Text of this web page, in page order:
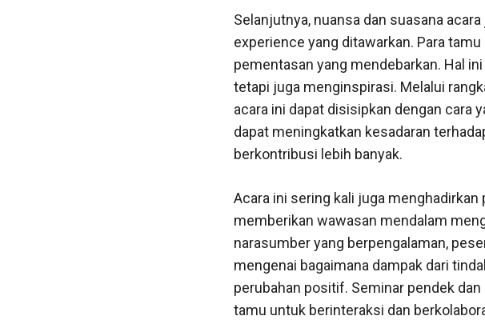
Selanjutnya, nuansa dan suasana
experience yang ditawarkan. Para
pementasan yang mendebarkan. Hal
tetapi juga menginspirasi. Melalui
acara ini dapat disisipkan dengan cara
dapat meningkatkan kesadaran
berkontribusi lebih banyak.
Acara ini sering kali juga
memberikan wawasan mendalam
narasumber yang berpengalaman,
mengenai bagaimana dampak dari
perubahan positif. Seminar pendek
tamu untuk berinteraksi dan